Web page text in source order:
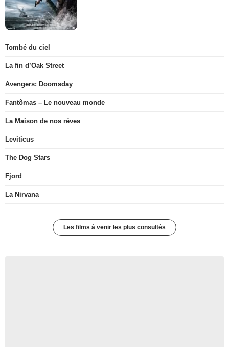
Tombé du ciel
La fin d’Oak Street
Avengers: Doomsday
Fantômas – Le nouveau monde
La Maison de nos rêves
Leviticus
The Dog Stars
Fjord
La Nirvana
Les films à venir les plus consultés